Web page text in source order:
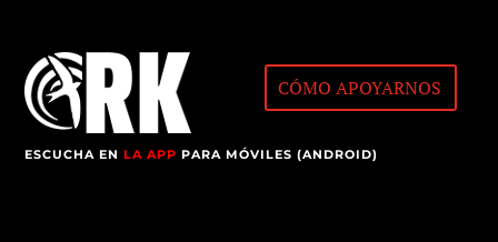
CÓMO APOYARNOS
ESCUCHA ENLA APP PARA MÓVILES (ANDROID)